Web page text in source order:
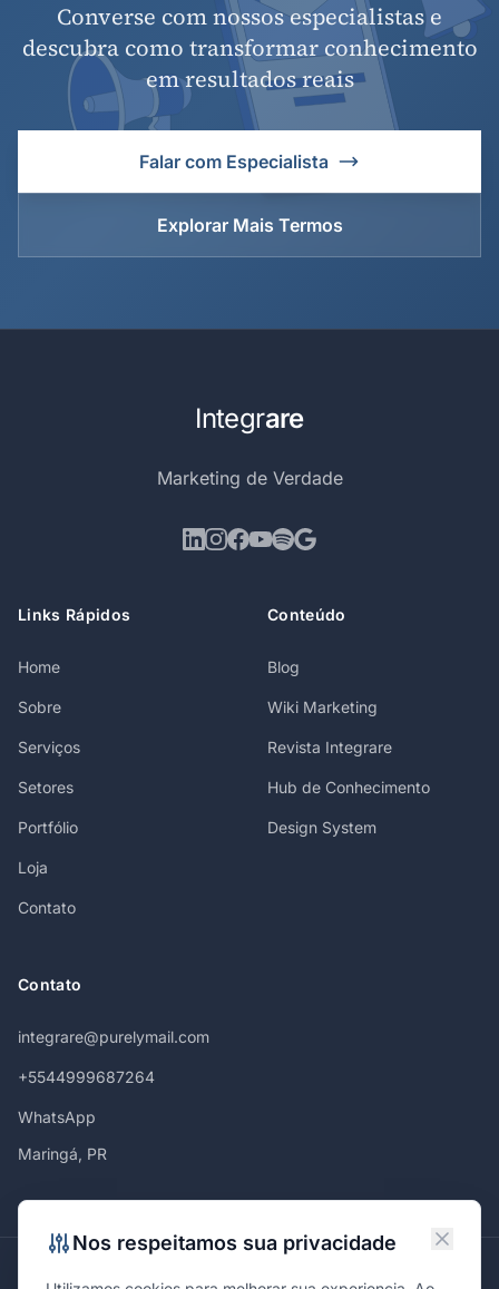
Converse com nossos especialistas e
descubra como transformar conhecimento
em resultados reais
Falar com Especialista
Explorar Mais Termos
Integrare
Marketing de Verdade
Links Rápidos
Home
Sobre
Serviços
Setores
Portfólio
Loja
Contato
Conteúdo
Blog
Wiki Marketing
Revista Integrare
Hub de Conhecimento
Design System
Contato
integrare@purelymail.com
+5544999687264
WhatsApp
Maringá, PR
Nos respeitamos sua privacidade